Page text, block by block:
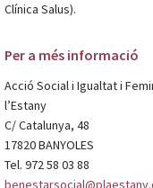
Clínica Salus).
Per a més informació
Acció Social i Igualtat i
l’Estany
C/ Catalunya, 48
17820 BANYOLES
Tel. 972 58 03 88